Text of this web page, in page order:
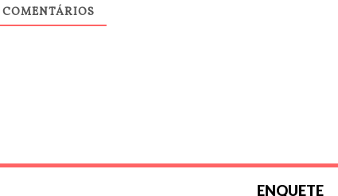
COMENTÁRIOS
ENQUETE